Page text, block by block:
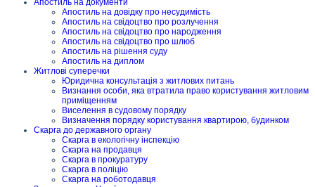
Апостиль на документи
Апостиль на довідку про несудимість
Апостиль на свідоцтво про розлучення
Апостиль на свідоцтво про народження
Апостиль на свідоцтво про шлюб
Апостиль на рішення суду
Апостиль на диплом
Житлові суперечки
Юридична консультація з житлових питань
Визнання особи, яка втратила право користування житловим
приміщенням
Виселення в судовому порядку
Визначення порядку користування квартирою, будинком
Скарга до державного органу
Скарга в екологічну інспекцію
Скарга на продавця
Скарга в прокуратуру
Скарга в поліцію
Скарга на роботодавця